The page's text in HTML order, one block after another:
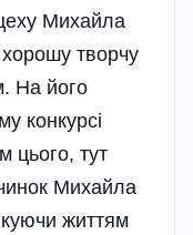
цеху Михайла
хорошу творчу
На його
конкурсі
цього, тут
Михайла
життям